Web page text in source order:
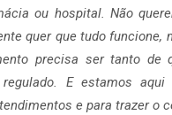
ou hospital. Não
quer que tudo funcione,
precisa ser tanto de
E estamos aqui
e para trazer o